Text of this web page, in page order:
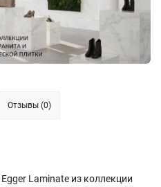
Отзывы (0)
Laminate из коллекции